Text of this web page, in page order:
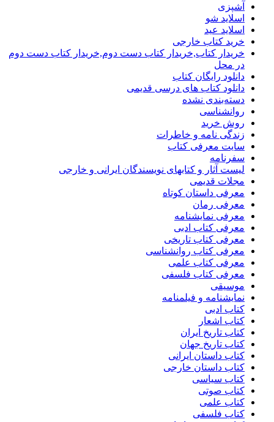
آشپزی
اسلاید شو
اسلاید عید
خرید کتاب خارجی
خریدار کتاب,خریدار کتاب دست دوم,خریدار کتاب دست دوم
در محل
دانلود رایگان کتاب
دانلود کتاب های درسی قدیمی
دسته‌بندی نشده
روانشناسی
روش خرید
زندگی نامه و خاطرات
سایت معرفی کتاب
سفرنامه
لیست آثار و کتابهای نویسندگان ایرانی و خارجی
مجلات قدیمی
معرفی داستان کوتاه
معرفی رمان
معرفی نمایشنامه
معرفی کتاب ادبی
معرفی کتاب تاریخی
معرفی کتاب روانشناسی
معرفی کتاب علمی
معرفی کتاب فلسفی
موسیقی
نمایشنامه و فیلمنامه
کتاب ادبی
کتاب اشعار
کتاب تاریخ ایران
کتاب تاریخ جهان
کتاب داستان ایرانی
کتاب داستان خارجی
کتاب سیاسی
کتاب صوتی
کتاب علمی
کتاب فلسفی